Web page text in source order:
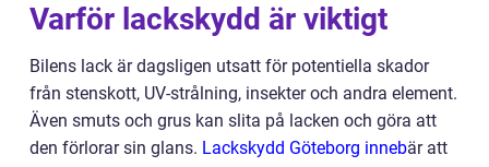
Varför lackskydd är viktigt
Bilens lack är dagsligen utsatt för potentiella skador
från stenskott, UV-strålning, insekter och andra element.
Även smuts och grus kan slita på lacken och göra att
den förlorar sin glans. Lackskydd Göteborg innebär att